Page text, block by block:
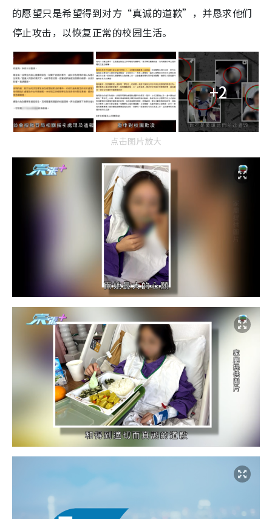
的愿望只是希望得到对方“真诚的道歉”，并恳求他们
停止攻击，以恢复正常的校园生活。
+2
点击图片放大